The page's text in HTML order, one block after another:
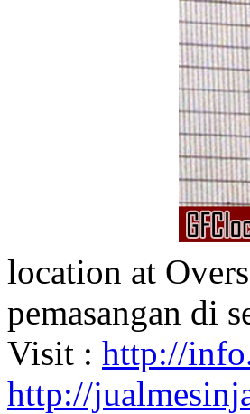
location at
pemasangan di
Visit : http://
http://